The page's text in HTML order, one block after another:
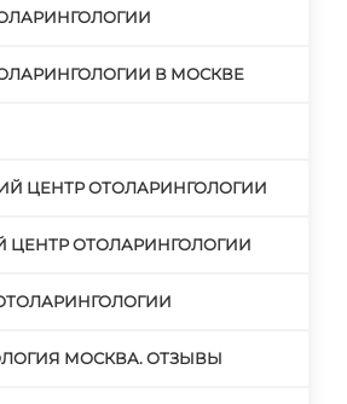
В МОСКВЕ
ЦЕНТР ОТОЛАРИНГОЛОГИИ
ЦЕНТР ОТОЛАРИНГОЛОГИИ
МОСКВА. ОТЗЫВЫ